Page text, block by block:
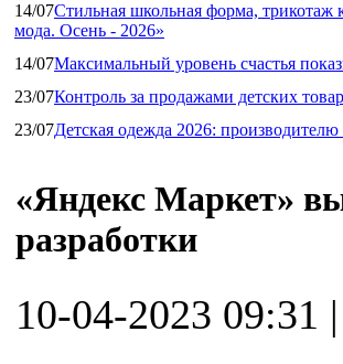
14/07Стильная школьная форма, трикотаж
мода. Осень - 2026»
14/07Максимальный уровень счастья
23/07Контроль за продажами детских
23/07Детская одежда 2026:
«Яндекс Маркет»
разработки
10-04-2023 09:31 |